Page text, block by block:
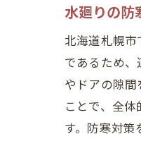
水廻りの防
北海道札幌
であるため
やドアの隙
ことで、全
す。防寒対策